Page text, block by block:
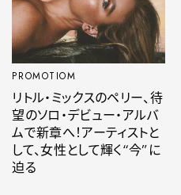
PROMOTIOM
リトル・ミックスのペリー、待
望のソロ・デビュー・アルバ
ムで新章へ！アーティストと
して、女性として輝く“今”に
迫る